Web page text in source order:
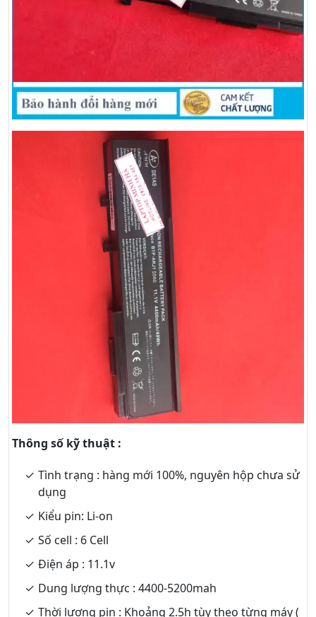
Thông số kỹ thuật :
Tình trạng : hàng mới 100%, nguyên hộp chưa sử
dụng
Kiểu pin: Li-on
Số cell : 6 Cell
Điện áp : 11.1v
Dung lượng thực : 4400-5200mah
Thời lượng pin : Khoảng 2.5h tùy theo từng máy (